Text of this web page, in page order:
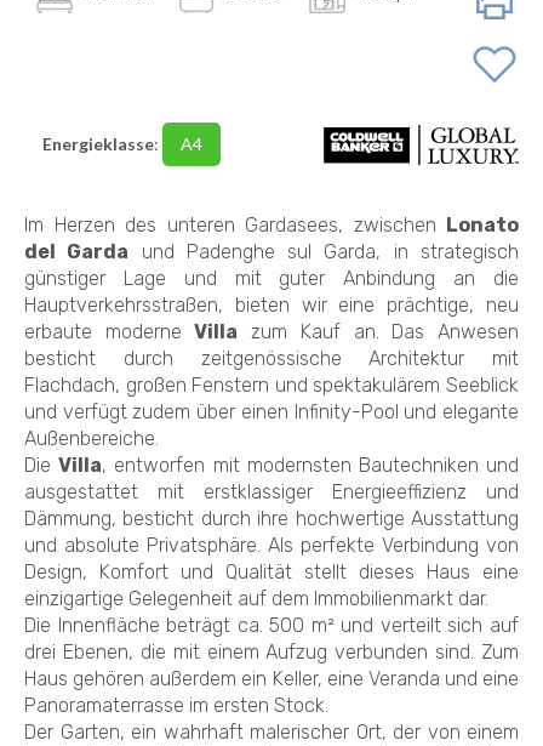
Energieklasse: A4
Im Herzen des unteren Gardasees, zwischen Lonato
del Garda und Padenghe sul Garda, in strategisch
günstiger Lage und mit guter Anbindung an die
Hauptverkehrsstraßen, bieten wir eine prächtige, neu
erbaute moderneVilla zum Kauf an. Das Anwesen
besticht durch zeitgenössische Architektur mit
Flachdach, großen Fenstern und spektakulärem Seeblick
und verfügt zudem über einen Infinity-Pool und elegante
Außenbereiche.
DieVilla, entworfen mit modernsten Bautechniken und
ausgestattet mit erstklassiger Energieeffizienz und
Dämmung, besticht durch ihre hochwertige Ausstattung
und absolute Privatsphäre. Als perfekte Verbindung von
Design, Komfort und Qualität stellt dieses Haus eine
einzigartige Gelegenheit auf dem Immobilienmarkt dar.
Die Innenfläche beträgt ca. 500 m² und verteilt sich auf
drei Ebenen, die mit einem Aufzug verbunden sind. Zum
Haus gehören außerdem ein Keller, eine Veranda und eine
Panoramaterrasse im ersten Stock.
Der Garten, ein wahrhaft malerischer Ort, der von einem